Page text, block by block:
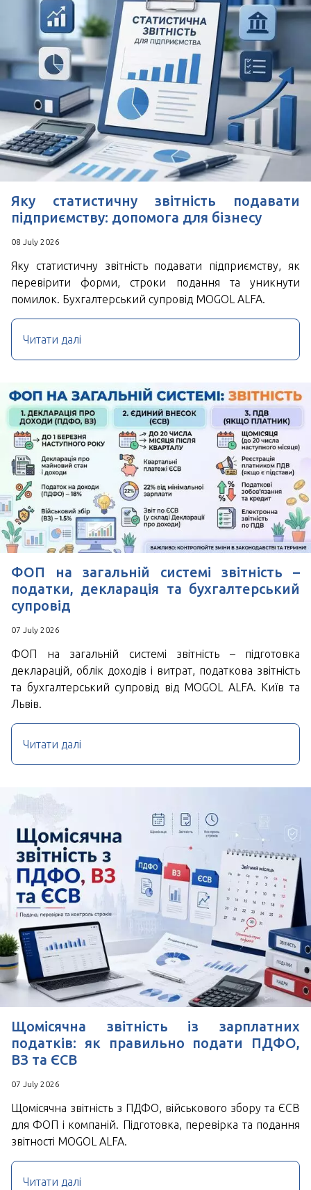
Зручний час для дзвінка
Поля позначені знаком*обов'язкові для
заповнення
Натискаючи кнопку Надіслати Ви погоджуєтесь з
Угода користувача
Яку статистичну звітність подавати
підприємству: допомога для бізнесу
08 July 2026
Яку статистичну звітність подавати підприємству, як
перевірити форми, строки подання та уникнути
помилок. Бухгалтерський супровід MOGOL ALFA.
Читати далі
ФОП на загальній системі звітність –
податки, декларація та бухгалтерський
супровід
07 July 2026
ФОП на загальній системі звітність – підготовка
декларацій, облік доходів і витрат, податкова звітність
та бухгалтерський супровід від MOGOL ALFA. Київ та
Львів.
Читати далі
Щомісячна звітність із зарплатних
податків: як правильно подати ПДФО,
ВЗ та ЄСВ
07 July 2026
Щомісячна звітність з ПДФО, військового збору та ЄСВ
для ФОП і компаній. Підготовка, перевірка та подання
звітності MOGOL ALFA.
Читати далі